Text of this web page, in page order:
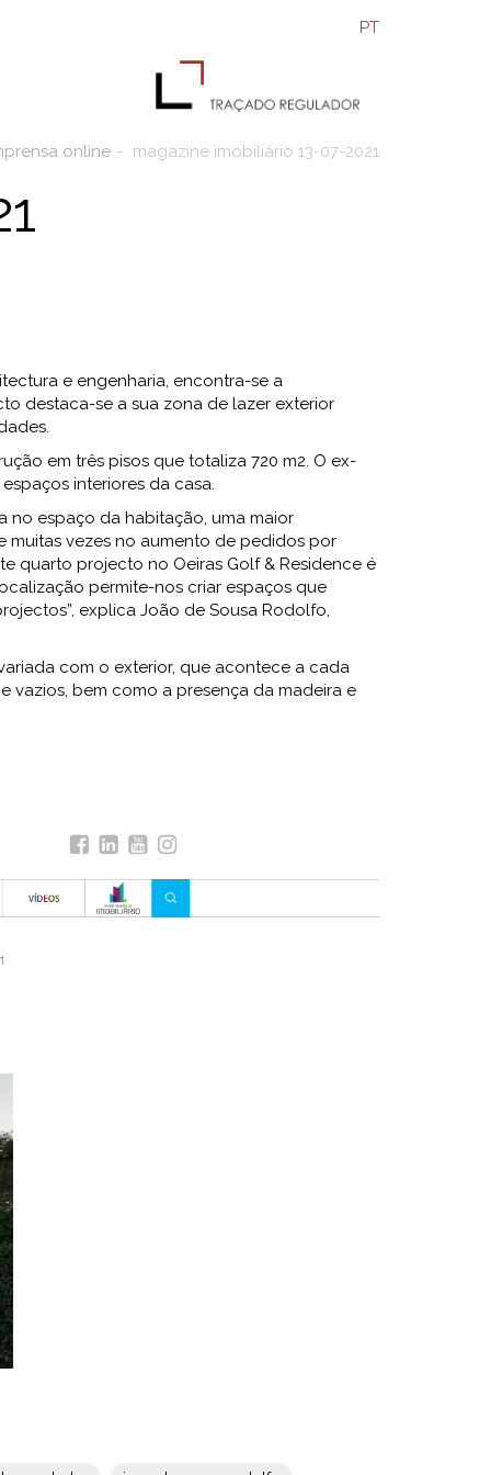
PT
online magazine imobiliário 13-07-2021
e engenharia, encontra-se a
destaca-se a sua zona de lazer exterior
em três pisos que totaliza 720 m2. O ex-
interiores da casa.
no espaço da habitação, uma maior
vezes no aumento de pedidos por
quarto projecto no Oeiras Golf & Residence é
permite-nos criar espaços que
explica João de Sousa Rodolfo,
com o exterior, que acontece a cada
vazios, bem como a presença da madeira e